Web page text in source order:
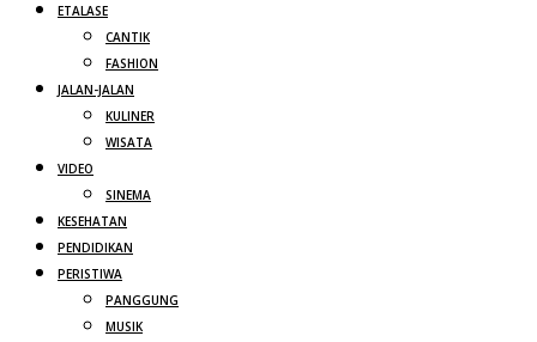
ETALASE
CANTIK
FASHION
JALAN-JALAN
KULINER
WISATA
VIDEO
SINEMA
KESEHATAN
PENDIDIKAN
PERISTIWA
PANGGUNG
MUSIK